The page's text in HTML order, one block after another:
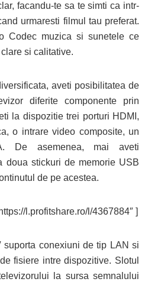
facandu-te sa te simti ca intr-
urmaresti filmul tau preferat.
Codec muzica si sunetele ce
si calitative.
aveti posibilitatea de
diferite componente prin
la dispozitie trei porturi HDMI,
o intrare video composite, un
De asemenea, mai aveti
doua stickuri de memorie USB
de pe acestea.
l.profitshare.ro/l/4367884″ ]
suporta conexiuni de tip LAN si
fisiere intre dispozitive. Slotul
la sursa semnalului